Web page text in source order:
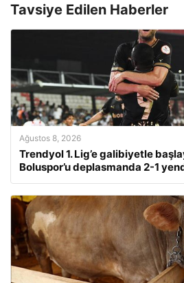
Tavsiye Edilen Haberler
Ağustos 8, 2026
Trendyol 1. Lig’e galibiyetle
Boluspor’u deplasmanda 2-1